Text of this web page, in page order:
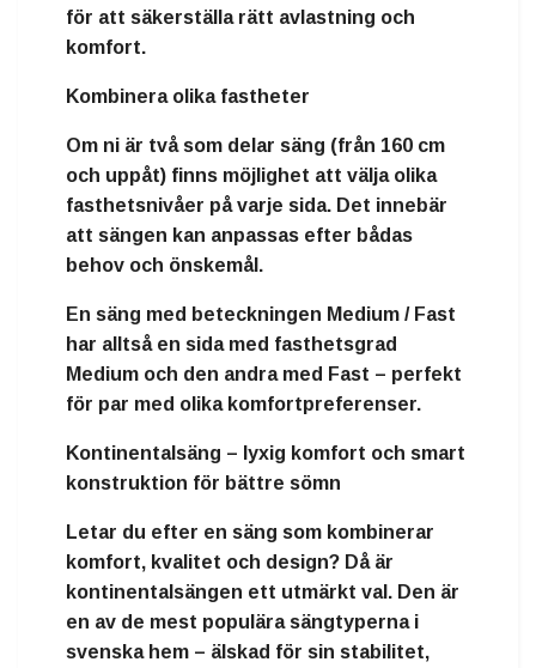
för att säkerställa rätt avlastning och
komfort.
Kombinera olika fastheter
Om ni är två som delar säng (från 160 cm
och uppåt) finns möjlighet att välja olika
fasthetsnivåer på varje sida. Det innebär
att sängen kan anpassas efter bådas
behov och önskemål.
En säng med beteckningen Medium / Fast
har alltså en sida med fasthetsgrad
Medium och den andra med Fast – perfekt
för par med olika komfortpreferenser.
Kontinentalsäng – lyxig komfort och smart
konstruktion för bättre sömn
Letar du efter en säng som kombinerar
komfort, kvalitet och design? Då är
kontinentalsängen ett utmärkt val. Den är
en av de mest populära sängtyperna i
svenska hem – älskad för sin stabilitet,